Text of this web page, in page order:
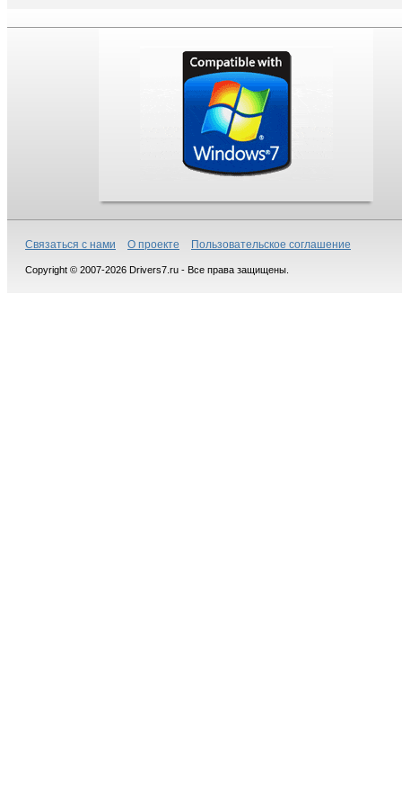
Связаться с нами О проекте Пользовательское соглашение
Copyright © 2007-2026 Drivers7.ru - Все права защищены.